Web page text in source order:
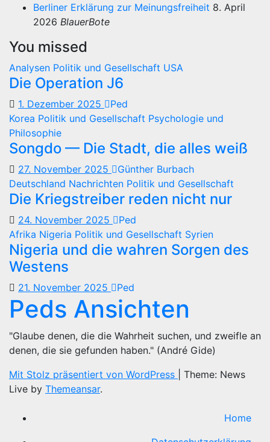
Berliner Erklärung zur Meinungsfreiheit 8. April
2026 BlauerBote
You missed
Analysen Politik und Gesellschaft USA
Die Operation J6
1. Dezember 2025
Ped
Korea Politik und Gesellschaft Psychologie und
Philosophie
Songdo — Die Stadt, die alles weiß
27. November 2025
Günther Burbach
Deutschland Nachrichten Politik und Gesellschaft
Die Kriegstreiber reden nicht nur
24. November 2025
Ped
Afrika Nigeria Politik und Gesellschaft Syrien
Nigeria und die wahren Sorgen des
Westens
21. November 2025 Ped
Peds Ansichten
"Glaube denen, die die Wahrheit suchen, und zweifle an
denen, die sie gefunden haben." (André Gide)
Mit Stolz präsentiert von WordPress
Theme: News
Live by Themeansar.
Home